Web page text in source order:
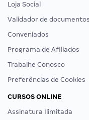
Loja Social
Validador de documentos
Conveniados
Programa de Afiliados
Trabalhe Conosco
Preferências de Cookies
CURSOS ONLINE
Assinatura Ilimitada